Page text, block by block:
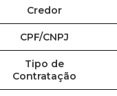
Credor
CPF/CNPJ
Tipo de
Contratação